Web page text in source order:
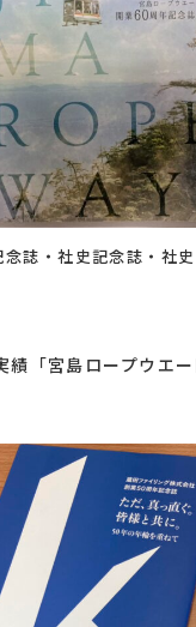
念誌・社史記念誌・社史
績「宮島ロープウエ